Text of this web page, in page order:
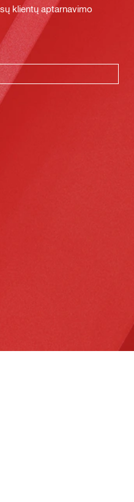
klientų aptarnavimo